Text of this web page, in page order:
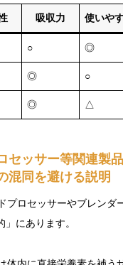
吸収力 使いや
○ ◎
◎ ○
◎ △
セッサー等関連製
混同を避ける説明
プロセッサーやブレンダ
にあります。